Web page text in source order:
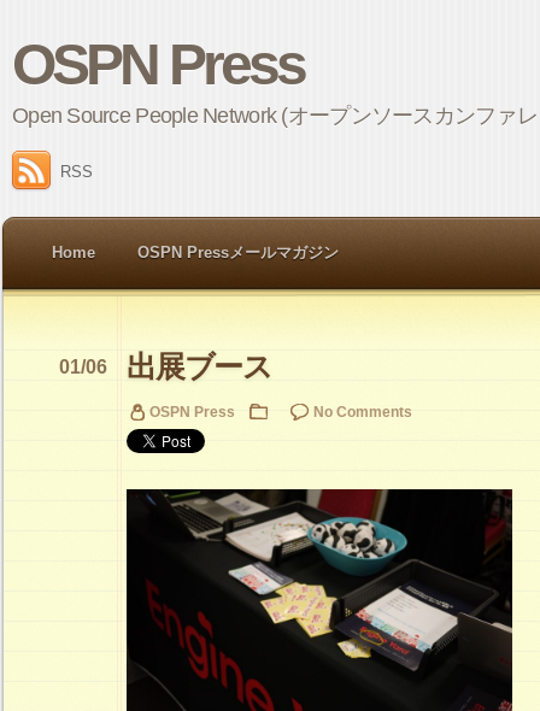
OSPN Press
Open Source People Network (オープンソースカンファ
RSS
Home OSPN Pressメールマガジン
出展ブース
01/06
OSPN Press No Comments